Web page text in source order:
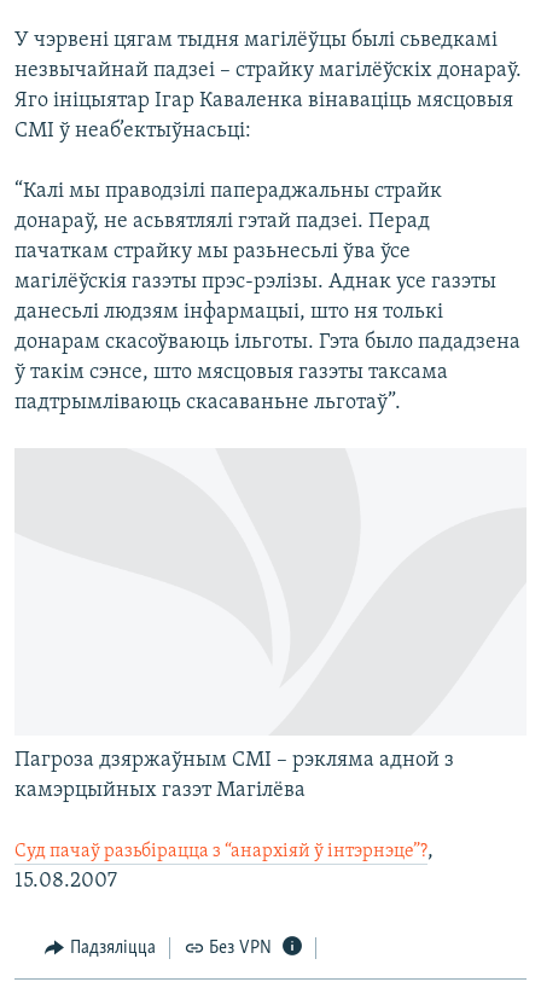
У чэрвені цягам тыдня магілёўцы былі сьведкамі
незвычайнай падзеі – страйку магілёўскіх донараў.
Яго ініцыятар Ігар Каваленка вінаваціць мясцовыя
СМІ ў неаб’ектыўнасьці:
“Калі мы праводзілі папераджальны страйк
донараў, не асьвятлялі гэтай падзеі. Перад
пачаткам страйку мы разьнесьлі ўва ўсе
магілёўскія газэты прэс-рэлізы. Аднак усе газэты
данесьлі людзям інфармацыі, што ня толькі
донарам скасоўваюць ільготы. Гэта было пададзена
ў такім сэнсе, што мясцовыя газэты таксама
падтрымліваюць скасаваньне льготаў”.
Пагроза дзяржаўным СМІ – рэкляма адной з
камэрцыйных газэт Магілёва
Суд пачаў разьбірацца з “анархіяй ў інтэрнэце”?,
15.08.2007
Падзяліцца Без VPN